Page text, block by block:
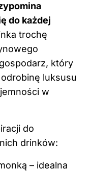
do każdej
trochę
który
luksusu
w
do
drinków:
– idealna